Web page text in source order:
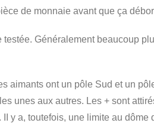
de monnaie avant que ça
Généralement beaucoup
aimants ont un pôle Sud et un
unes aux autres. Les + sont
y a, toutefois, une limite au